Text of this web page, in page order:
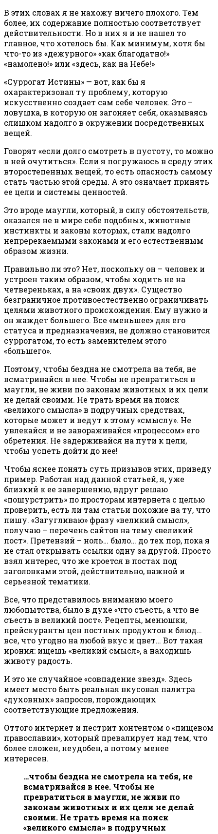
В этих словах я не нахожу ничего плохого. Тем
более, их содержание полностью соответствует
действительности. Но в них я и не нашел то
главное, что хотелось бы. Как минимум, хотя бы
что-то из «дежурного» «как благодатно!»
«намолено!» или «здесь, как на Небе!»
«Суррогат Истины» — вот, как бы я
охарактеризовал ту проблему, которую
искусственно создает сам себе человек. Это –
ловушка, в которую он загоняет себя, оказываясь
слишком надолго в окружении посредственных
вещей.
Говорят «если долго смотреть в пустоту, то можно
в ней очутиться». Если я погружаюсь в среду этих
второстепенных вещей, то есть опасность самому
стать частью этой среды. А это означает принять
ее цели и системы ценностей.
Это вроде маугли, который, в силу обстоятельств,
оказался не в мире себе подобных, животные
инстинкты и законы которых, стали надолго
непререкаемыми законами и его естественным
образом жизни.
Правильно ли это? Нет, поскольку он – человек и
устроен таким образом, чтобы ходить не на
четвереньках, а на «своих двух». Существо
безграничное противоестественно ограничивать
целями животного происхождения. Ему нужно и
он жаждет большего. Все «меньшее» для его
статуса и предназначения, не должно становится
суррогатом, то есть заменителем этого
«большего».
Поэтому, чтобы бездна не смотрела на тебя, не
всматривайся в нее. Чтобы не превратиться в
маугли, не живи по законам животных и их цели
не делай своими. Не трать время на поиск
«великого смысла» в подручных средствах,
которые может и ведут к этому «смыслу». Не
увлекайся и не завораживайся «процессом» его
обретения. Не задерживайся на пути к цели,
чтобы успеть дойти до нее!
Чтобы яснее понять суть призывов этих, приведу
пример. Работая над данной статьей, я, уже
близкий к ее завершению, вдруг решаю
«пошурстрить» по просторам интернета с целью
проверить, есть ли там статьи похожие на ту, что
пишу. «Загугливаю» фразу «великий смысл»,
получаю – перечень сайтов на тему «великий
пост». Претензий – ноль… было… до тех пор, пока я
не стал открывать ссылки одну за другой. Просто
взял интерес, что же кроется в постах под
заголовками этой, действительно, важной и
серьезной тематики.
Все, что представилось вниманию моего
любопытства, было в духе «что съесть, а что не
съесть в великий пост». Рецепты, менюшки,
прейскуранты цен постных продуктов и блюд…
все, что угодно на любой вкус и цвет… Вот такая
ирония: ищешь «великий смысл», а находишь
животу радость.
И это не случайное «совпадение звезд». Здесь
имеет место быть реальная вкусовая палитра
«духовных» запросов, порождающих
соответствующие предложения.
Оттого интернет и пестрит контентом о «пищевом
православии», который превалирует над тем, что
более сложен, неудобен, а потому менее
интересен.
…чтобы бездна не смотрела на тебя, не
всматривайся в нее. Чтобы не
превратиться в маугли, не живи по
законам животных и их цели не делай
своими. Не трать время на поиск
«великого смысла» в подручных